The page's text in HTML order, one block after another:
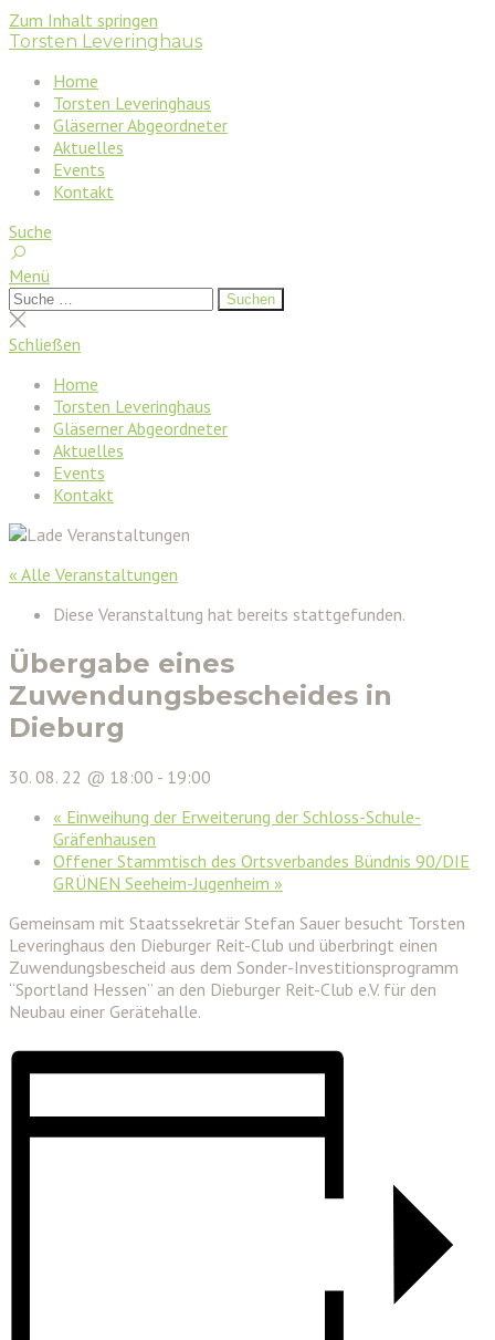
Zum Inhalt springen
Torsten Leveringhaus
Home
Torsten Leveringhaus
Gläserner Abgeordneter
Aktuelles
Events
Kontakt
Suche
Menü
Suchen
nach:
Suchen
Suche
schließen
Schließen
Home
Torsten Leveringhaus
Gläserner Abgeordneter
Aktuelles
Events
Kontakt
« Alle Veranstaltungen
Diese Veranstaltung hat bereits stattgefunden.
Übergabe eines
Zuwendungsbescheides in
Dieburg
30. 08. 22 @ 18:00 - 19:00
« Einweihung der Erweiterung der Schloss-Schule-
Gräfenhausen
Offener Stammtisch des Ortsverbandes Bündnis 90/DIE
GRÜNEN Seeheim-Jugenheim »
Gemeinsam mit Staatssekretär Stefan Sauer besucht Torsten
Leveringhaus den Dieburger Reit-Club und überbringt einen
Zuwendungsbescheid aus dem Sonder-Investitionsprogramm
“Sportland Hessen” an den Dieburger Reit-Club e.V. für den
Neubau einer Gerätehalle.